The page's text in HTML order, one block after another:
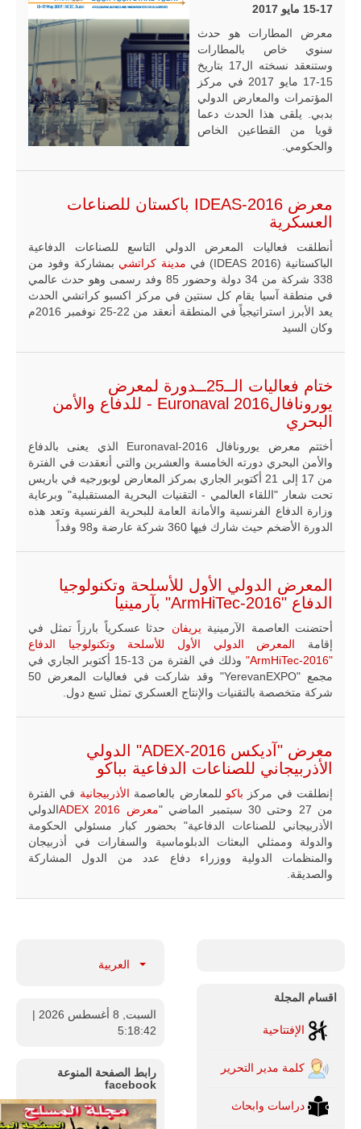
15-17 مايو 2017
معرض المطارات هو حدث
سنوي خاص بالمطارات
وستنعقد نسخته ال17 بتاريخ
15-17 مايو 2017 في مركز
المؤتمرات والمعارض الدولي
بدبي. يلقى هذا الحدث دعما
قويا من القطاعين الخاص
والحكومي.
معرض IDEAS-2016 باكستان للصناعات
العسكرية
أنطلقت فعاليات المعرض الدولي التاسع للصناعات الدفاعية
الباكستانية (IDEAS 2016) في
مدينة كراتشي بمشاركة وفود من
338 شركة من 34 دولة وحضور 85 وفد رسمى وهو حدث عالمي
في منطقة آسيا يقام كل سنتين في مركز اكسبو كراتشي الحدث
يعد الأبرز استراتيجياً في المنطقة أنعقد من 22-25 نوفمبر 2016م
وكان السيد
ختام فعاليات الــ25ــدورة لمعرض
يورونافالEuronaval 2016 - للدفاع والأمن
البحري
أختتم معرض يورونافال Euronaval-2016 الذي يعنى بالدفاع
والأمن البحري دورته الخامسة والعشرين والتي أنعقدت في الفترة
من 17 إلى 21 أكتوبر الجاري بمركز المعارض لوبورجيه في باريس
تحت شعار "اللقاء العالمي - التقنيات البحرية المستقبلية" وبرعاية
وزارة الدفاع الفرنسية والأمانة العامة للبحرية الفرنسية وتعد هذه
الدورة الأضخم حيث شارك فيها 360 شركة عارضة و98 وفداً
المعرض الدولي الأول للأسلحة وتكنولوجيا
الدفاع "ArmHiTec-2016" بآرمينيا
أحتضنت العاصمة الآرمينية يريفان حدثا عسكرياً بارزاً تمثل في
إقامة المعرض الدولي الأول للأسلحة وتكنولوجيا الدفاع
"ArmHiTec-2016"
وذلك في الفترة من 13-15 أكتوبر الجاري في
مجمع "YerevanEXPO" وقد شاركت في فعاليات المعرض 50
شركة متخصصة بالتقنيات والإنتاج العسكري تمثل تسع دول.
معرض "آديكس ADEX-2016" الدولي
الأذربيجاني للصناعات الدفاعية بباكو
إنطلقت في مركز باكو للمعارض بالعاصمة الأذربيجانية في الفترة
من 27 وحتى 30 سبتمبر الماضي "
معرض ADEX 2016
الدولي
الأذربيجاني للصناعات الدفاعية" بحضور كبار مسئولي الحكومة
والدولة وممثلي البعثات الدبلوماسية والسفارات في أذربيجان
والمنظمات الدولية ووزراء دفاع عدد من الدول المشاركة
والصديقة.
اقسام المجلة
الإفتتاحية
كلمة مدير التحرير
دراسات وابحاث
العربية
السبت, 8 أغسطس 2026
|
5:18:43
رابط الصفحة المنوعة
facebook